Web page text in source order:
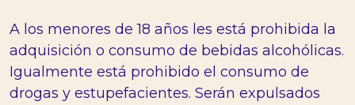
A los menores de 18 años les está prohibida la
adquisición o consumo de bebidas alcohólicas.
Igualmente está prohibido el consumo de
drogas y estupefacientes. Serán expulsados